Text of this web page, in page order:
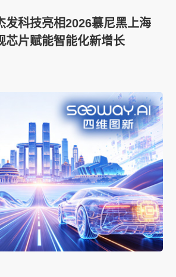
发科技亮相2026慕尼黑上海
芯片赋能智能化新增长